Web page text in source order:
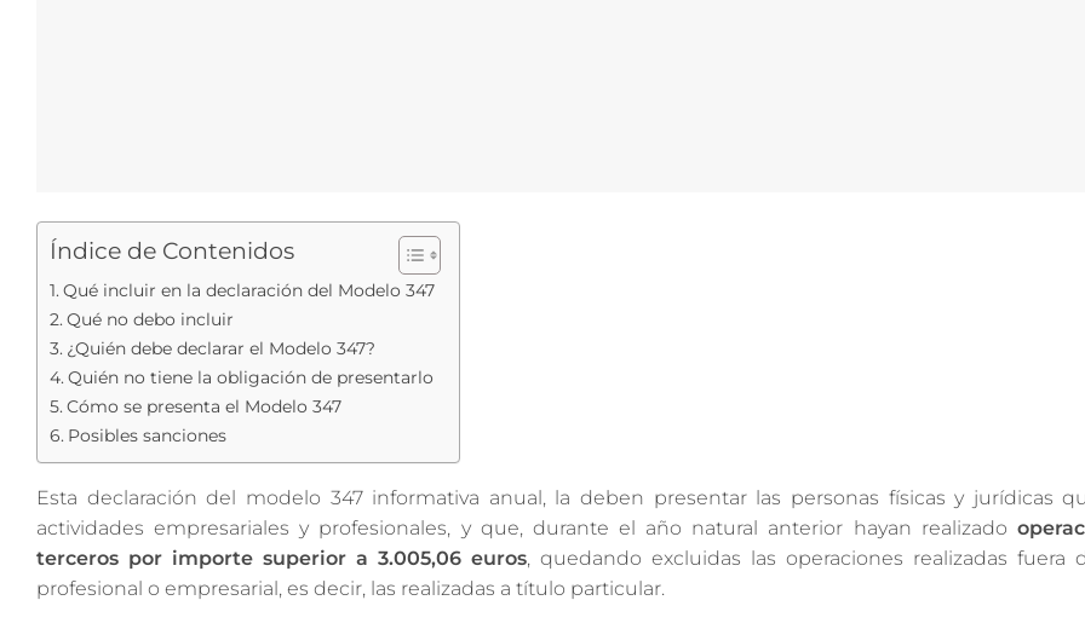
Índice de Contenidos
Qué incluir en la declaración del Modelo 347
Qué no debo incluir
¿Quién debe declarar el Modelo 347?
Quién no tiene la obligación de presentarlo
Cómo se presenta el Modelo 347
Posibles sanciones
Esta declaración del modelo 347 informativa anual, la deben presentar las personas físicas y jurídicas
actividades empresariales y profesionales, y que, durante el año natural anterior hayan realizado
terceros por importe superior a 3.005,06 euros, quedando excluidas las operaciones realizadas fuera
profesional o empresarial, es decir, las realizadas a título particular.